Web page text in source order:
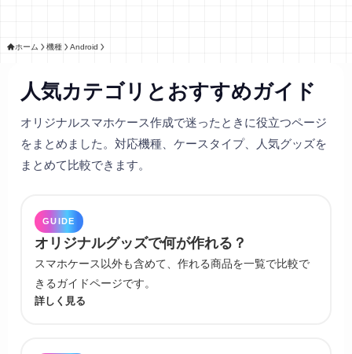
ホーム 機種 Android
人気カテゴリとおすすめガイド
オリジナルスマホケース作成で迷ったときに役立つページ
をまとめました。対応機種、ケースタイプ、人気グッズを
まとめて比較できます。
GUIDE
オリジナルグッズで何が作れる？
スマホケース以外も含めて、作れる商品を一覧で比較で
きるガイドページです。
詳しく見る